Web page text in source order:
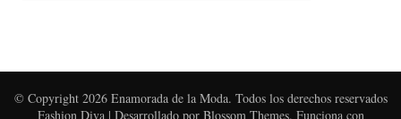
© Copyright 2026 Enamorada de la Moda. Todos los derechos reservados
Fashion Diva | Desarrollado por Blossom Themes. Funciona con